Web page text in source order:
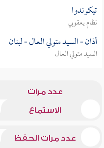
تيكوندوا
نظام يعقوبي
أذان - السيد متولي العال - لبنان
السيد متولي العال
عدد مرات
الاستماع
عدد مرات الحفظ